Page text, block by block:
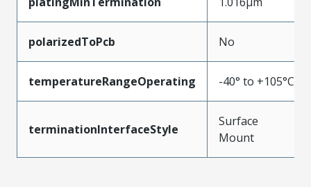
polarizedToPcb No
temperatureRangeOperating -40° to +105°C
terminationInterfaceStyle
Surface
Mount